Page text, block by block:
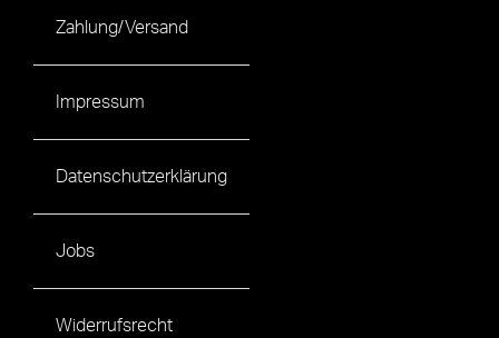
Zahlung/Versand
Impressum
Datenschutzerklärung
Jobs
Widerrufsrecht